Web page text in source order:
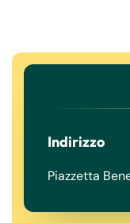
Indirizzo
Piazzetta